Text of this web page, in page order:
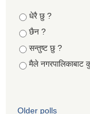
Choices
धेरै छु ?
छैन ?
सन्तुष्ट छु ?
मैले नगरपालिकाबाट
Older polls